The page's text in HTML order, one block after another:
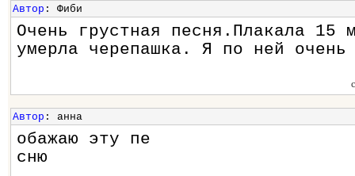
Автор : Фиби
Очень грустная песня.Плакала 15
умерла черепашка. Я по ней очень
Автор : анна
обажаю эту пе
сню